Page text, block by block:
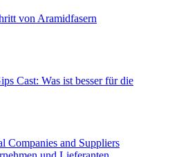
von Aramidfasern
Cast: Was ist besser für die